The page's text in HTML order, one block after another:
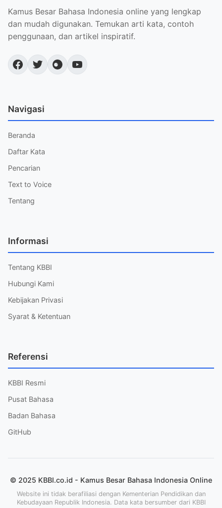
Kamus Besar Bahasa Indonesia online yang lengkap
dan mudah digunakan. Temukan arti kata, contoh
penggunaan, dan artikel inspiratif.
Navigasi
Beranda
Daftar Kata
Pencarian
Text to Voice
Tentang
Informasi
Tentang KBBI
Hubungi Kami
Kebijakan Privasi
Syarat & Ketentuan
Referensi
KBBI Resmi
Pusat Bahasa
Badan Bahasa
GitHub
© 2025 KBBI.co.id - Kamus Besar Bahasa Indonesia Online
Website ini tidak berafiliasi dengan Kementerian Pendidikan dan
Kebudayaan Republik Indonesia. Data kata bersumber dari KBBI